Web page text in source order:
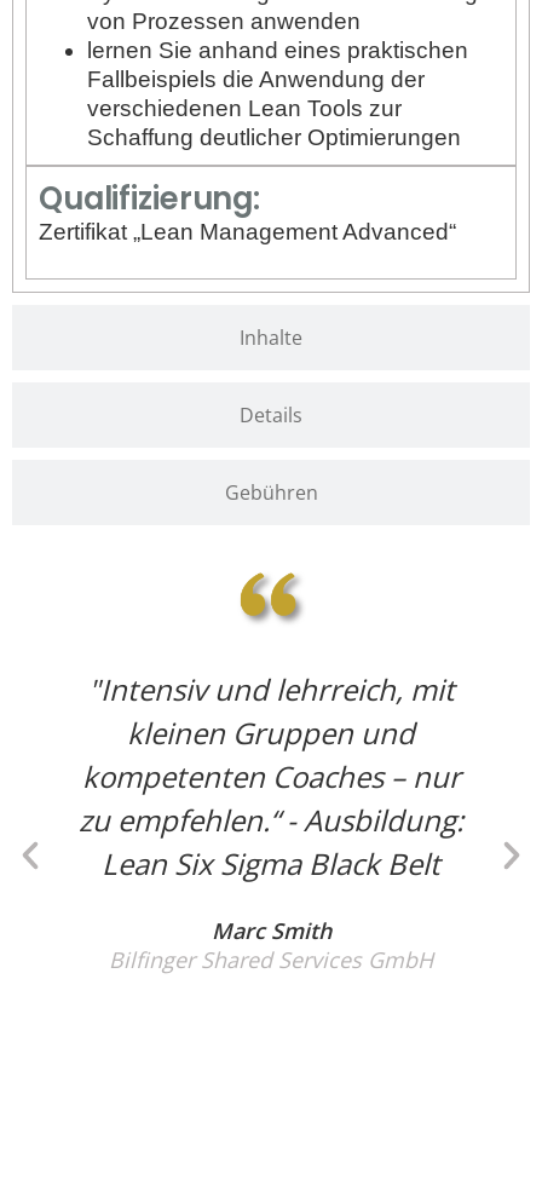
Inhalte
Details
Gebühren
von Prozessen anwenden
lernen Sie anhand eines praktischen
Fallbeispiels die Anwendung der
verschiedenen Lean Tools zur
Schaffung deutlicher Optimierungen
Qualifizierung:
Zertifikat „Lean Management Advanced“
"Intensiv und lehrreich, mit
kleinen Gruppen und
kompetenten Coaches – nur
zu empfehlen.“ - Ausbildung:
Lean Six Sigma Black Belt
Marc Smith
Bilfinger Shared Services GmbH